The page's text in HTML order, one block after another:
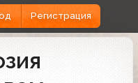
Регистрация